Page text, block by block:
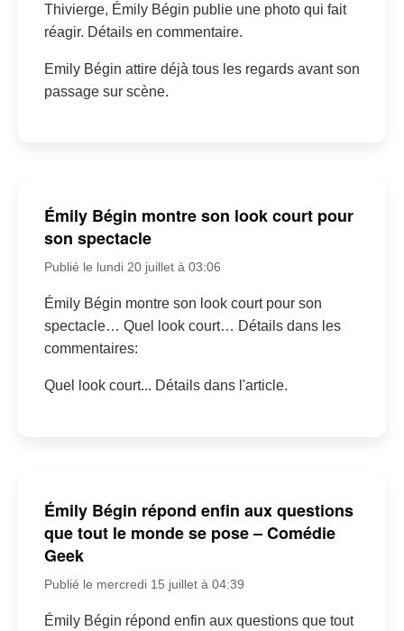
Thivierge, Émily Bégin publie une photo qui fait
réagir. Détails en commentaire.
Emily Bégin attire déjà tous les regards avant son
passage sur scène.
Émily Bégin montre son look court pour
son spectacle
Publié le lundi 20 juillet à 03:06
Émily Bégin montre son look court pour son
spectacle… Quel look court… Détails dans les
commentaires:
Quel look court... Détails dans l'article.
Émily Bégin répond enfin aux questions
que tout le monde se pose – Comédie
Geek
Publié le mercredi 15 juillet à 04:39
Émily Bégin répond enfin aux questions que tout